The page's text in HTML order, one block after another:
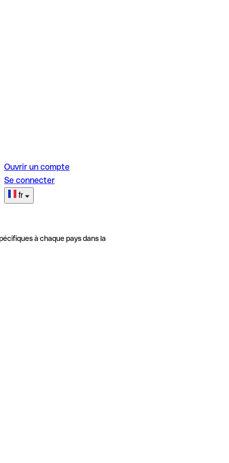
Ouvrir un compte
Se connecter
fr
à chaque pays dans la